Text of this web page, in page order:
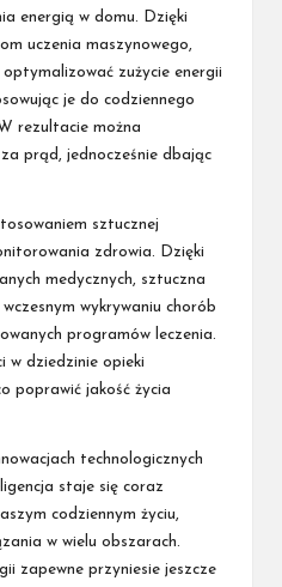
energią w domu. Dzięki
uczenia maszynowego,
zużycie energii
je do codziennego
rezultacie można
prąd, jednocześnie dbając
sztucznej
zdrowia. Dzięki
medycznych, sztuczna
wykrywaniu chorób
programów leczenia.
w dziedzinie opieki
poprawić jakość życia
technologicznych
staje się coraz
codziennym życiu,
w wielu obszarach.
zapewne przyniesie jeszcze